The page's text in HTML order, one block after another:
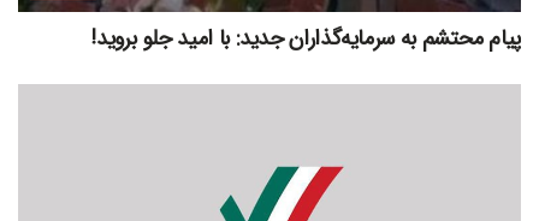
پیام محتشم به سرمایه‌گذاران جدید: با امید جلو بروید!